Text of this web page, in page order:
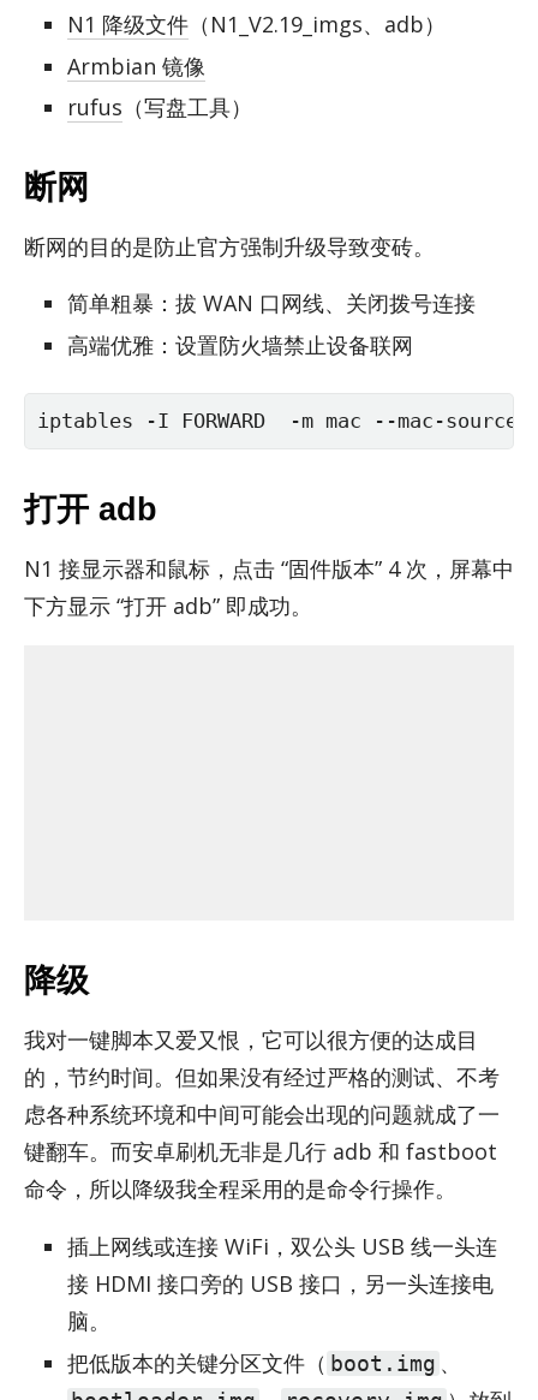
N1 降级文件 （N1_V2.19_imgs、adb）
Armbian 镜像
rufus （写盘工具）
断网
断网的目的是防止官方强制升级导致变砖。
简单粗暴：拔 WAN 口网线、关闭拨号连接
高端优雅：设置防火墙禁止设备联网
iptables -I FORWARD  -m mac --mac-source
打开 adb
N1 接显示器和鼠标，点击 “固件版本” 4 次，屏幕中
下方显示 “打开 adb” 即成功。
降级
我对一键脚本又爱又恨，它可以很方便的达成目
的，节约时间。但如果没有经过严格的测试、不考
虑各种系统环境和中间可能会出现的问题就成了一
键翻车。而安卓刷机无非是几行 adb 和 fast­boot
命令，所以降级我全程采用的是命令行操作。
插上网线或连接 WiFi，双公头 USB 线一头连
接 HDMI 接口旁的 USB 接口，另一头连接电
脑。
把低版本的关键分区文件（ boot.img 、